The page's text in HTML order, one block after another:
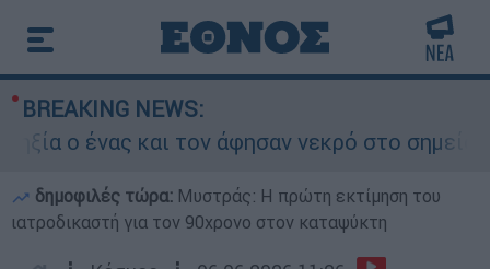
BREAKING NEWS:
ένας και τον άφησαν νεκρό στο σημείο
δημοφιλές τώρα: Μυστράς: Η πρώτη εκτίμηση του
ιατροδικαστή για τον 90χρονο στον καταψύκτη